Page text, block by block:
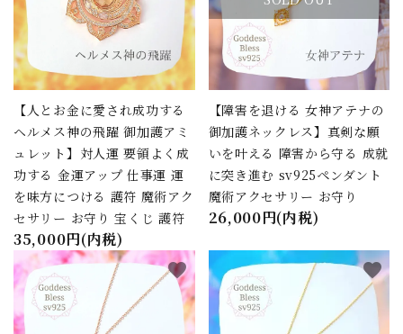
【人とお金に愛され成功する
ヘルメス神の飛躍 御加護アミ
ュレット】対人運 要領よく成
功する 金運アップ 仕事運 運
を味方につける 護符 魔術アク
セサリー お守り 宝くじ 護符
35,000円(内税)
【障害を退ける 女神アテナの
御加護ネックレス】真剣な願
いを叶える 障害から守る 成就
に突き進む sv925ペンダント
魔術アクセサリー お守り
26,000円(内税)
favorite favorite